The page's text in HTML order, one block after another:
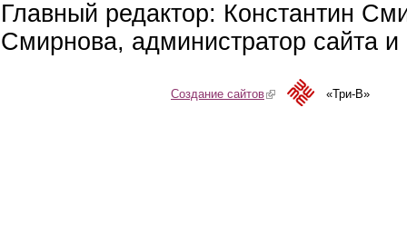
Главный редактор: Константин
Смирнова, администратор сайта
Создание сайтов(link is external)«Три-В»